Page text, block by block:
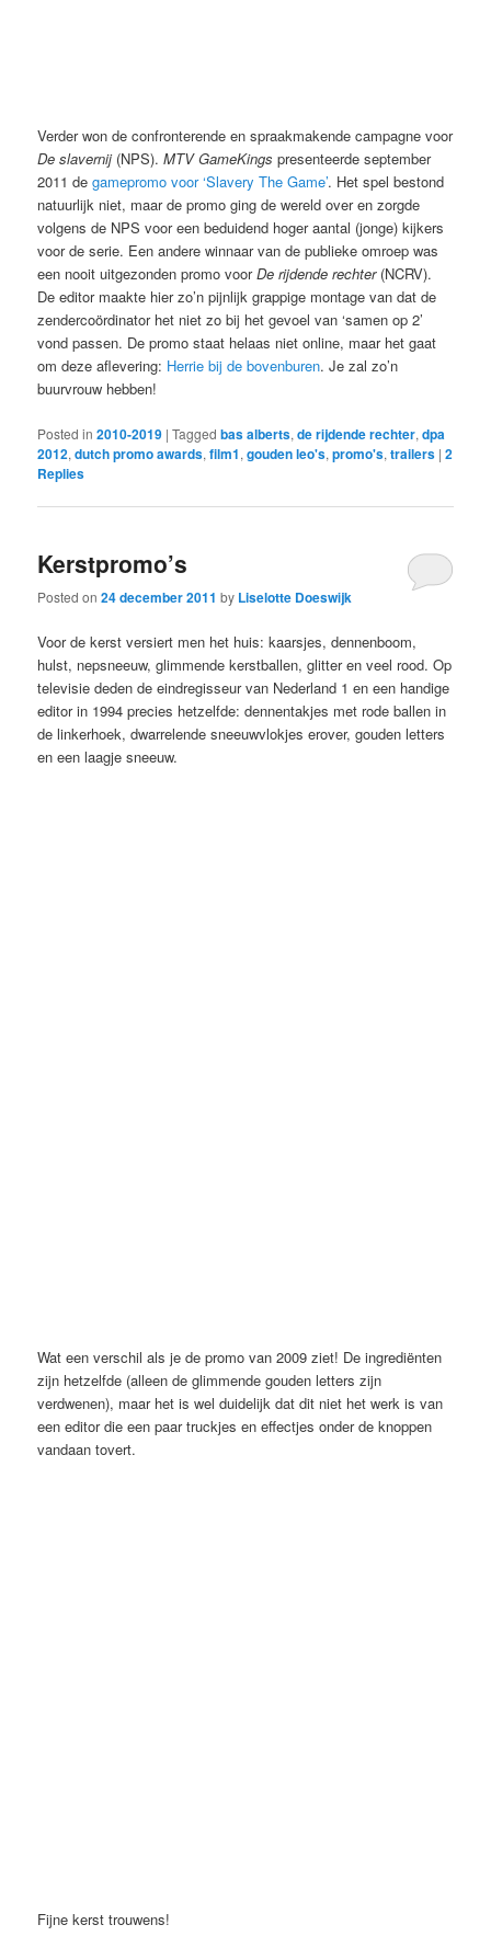
Verder won de confronterende en spraakmakende campagne voor
De slavernij(NPS).MTV GameKings presenteerde september
2011 degamepromo voor ‘Slavery The Game’. Het spel bestond
natuurlijk niet, maar de promo ging de wereld over en zorgde
volgens de NPS voor een beduidend hoger aantal (jonge) kijkers
voor de serie. Een andere winnaar van de publieke omroep was
een nooit uitgezonden promo voorDe rijdende rechter(NCRV).
De editor maakte hier zo’n pijnlijk grappige montage van dat de
zendercoördinator het niet zo bij het gevoel van ‘samen op 2’
vond passen. De promo staat helaas niet online, maar het gaat
om deze aflevering: Herrie bij de bovenburen. Je zal zo’n
buurvrouw hebben!
Posted in 2010-2019 |Tagged bas alberts,de rijdende rechter,dpa
2012,dutch promo awards,film1,gouden leo's,promo's,trailers |2
Replies
Kerstpromo’s
Posted on24 december 2011 by Liselotte Doeswijk
Voor de kerst versiert men het huis: kaarsjes, dennenboom,
hulst, nepsneeuw, glimmende kerstballen, glitter en veel rood. Op
televisie deden de eindregisseur van Nederland 1 en een handige
editor in 1994 precies hetzelfde: dennentakjes met rode ballen in
de linkerhoek, dwarrelende sneeuwvlokjes erover, gouden letters
en een laagje sneeuw.
Wat een verschil als je de promo van 2009 ziet! De ingrediënten
zijn hetzelfde (alleen de glimmende gouden letters zijn
verdwenen), maar het is wel duidelijk dat dit niet het werk is van
een editor die een paar truckjes en effectjes onder de knoppen
vandaan tovert.
Fijne kerst trouwens!